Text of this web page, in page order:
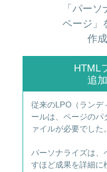
「パー
ページ」
作
HTML
追
従来のLPO（ランデ
ールは、ページのパ
ァイルが必要でした。
パーソナライズは、
すほど成果を詳細に